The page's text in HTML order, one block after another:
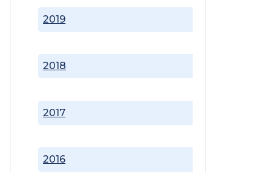
2016
2017
2018
2019